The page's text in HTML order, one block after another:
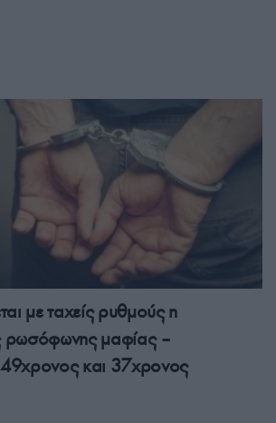
με ταχείς ρυθμούς η
ρωσόφωνης μαφίας –
και 37χρονος